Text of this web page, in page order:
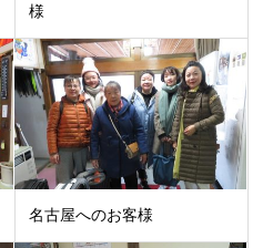
様
名古屋へのお客様